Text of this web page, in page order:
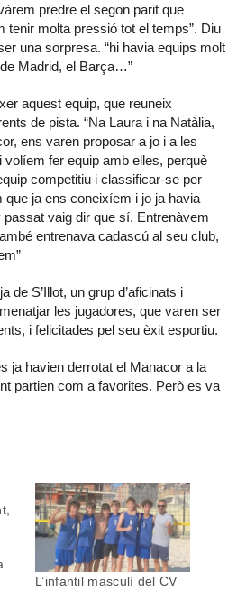
predre el segon parit que
tenir molta pressió tot el temps”. Diu
una sorpresa. “hi havia equips molt
de Madrid, el Barça…”
aquest equip, que reuneix
de pista. “Na Laura i na Natàlia,
ens varen proposar a jo i a les
fer equip amb elles, perquè
competitiu i classificar-se per
que ja ens coneixíem i jo ja havia
passat vaig dir que sí. Entrenàvem
entrenava cadascú al seu club,
de S’Illot, un grup d’aficinats i
les jugadores, que varen ser
i felicitades pel seu èxit esportiu.
ja havien derrotat el Manacor a la
partien com a favorites. Però es va
L’infantil masculí del CV